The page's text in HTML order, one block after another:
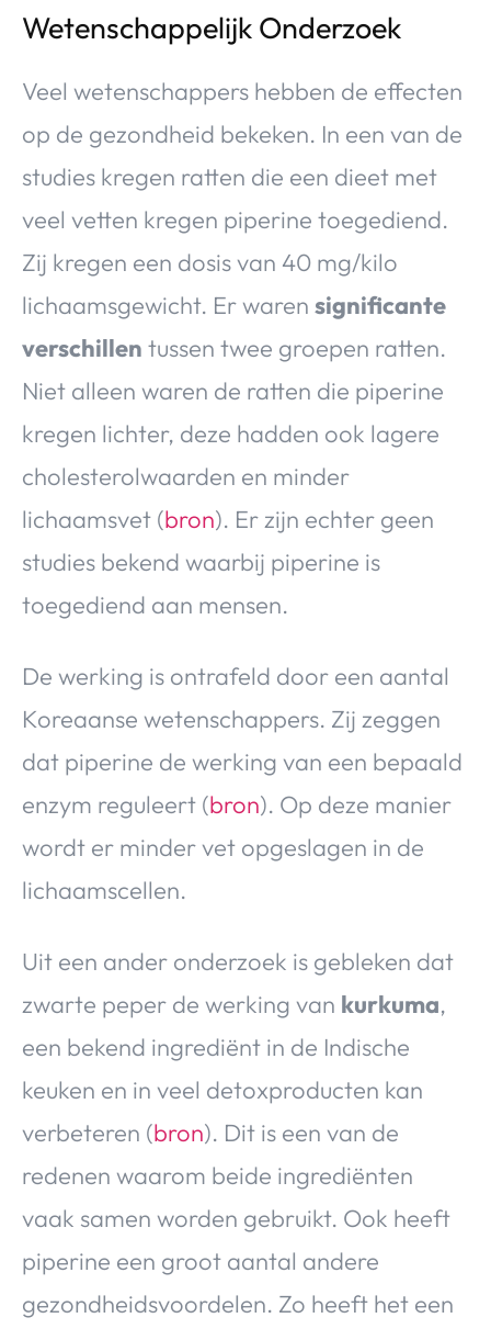
Wetenschappelijk Onderzoek
Veel wetenschappers hebben de effecten
op de gezondheid bekeken. In een van de
studies kregen ratten die een dieet met
veel vetten kregen piperine toegediend.
Zij kregen een dosis van 40 mg/kilo
lichaamsgewicht. Er waren significante
verschillen tussen twee groepen ratten.
Niet alleen waren de ratten die piperine
kregen lichter, deze hadden ook lagere
cholesterolwaarden en minder
lichaamsvet (bron). Er zijn echter geen
studies bekend waarbij piperine is
toegediend aan mensen.
De werking is ontrafeld door een aantal
Koreaanse wetenschappers. Zij zeggen
dat piperine de werking van een bepaald
enzym reguleert (bron). Op deze manier
wordt er minder vet opgeslagen in de
lichaamscellen.
Uit een ander onderzoek is gebleken dat
zwarte peper de werking van kurkuma,
een bekend ingrediënt in de Indische
keuken en in veel detoxproducten kan
verbeteren (bron). Dit is een van de
redenen waarom beide ingrediënten
vaak samen worden gebruikt. Ook heeft
piperine een groot aantal andere
gezondheidsvoordelen. Zo heeft het een